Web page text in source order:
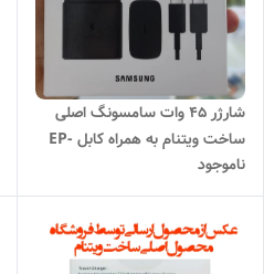
شارژر ۴۵ وات سامسونگ اصلی
ساخت ویتنام به همراه کابل EP-
TA845
ناموجود